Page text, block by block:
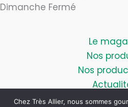
Dimanche Fermé
Le
Nos
Nos
Blog
Chez Très Allier, nous sommes